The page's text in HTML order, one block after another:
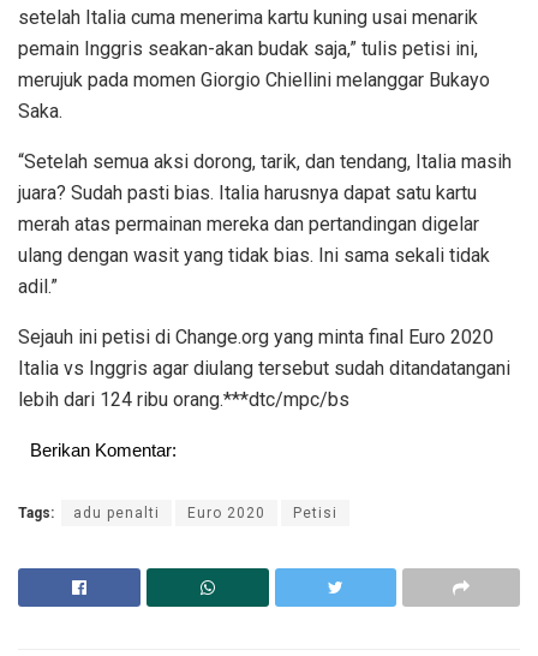
setelah Italia cuma menerima kartu kuning usai menarik
pemain Inggris seakan-akan budak saja,” tulis petisi ini,
merujuk pada momen Giorgio Chiellini melanggar Bukayo
Saka.
“Setelah semua aksi dorong, tarik, dan tendang, Italia masih
juara? Sudah pasti bias. Italia harusnya dapat satu kartu
merah atas permainan mereka dan pertandingan digelar
ulang dengan wasit yang tidak bias. Ini sama sekali tidak
adil.”
Sejauh ini petisi di Change.org yang minta final Euro 2020
Italia vs Inggris agar diulang tersebut sudah ditandatangani
lebih dari 124 ribu orang.***dtc/mpc/bs
Berikan Komentar:
Tags: adu penalti Euro 2020 Petisi